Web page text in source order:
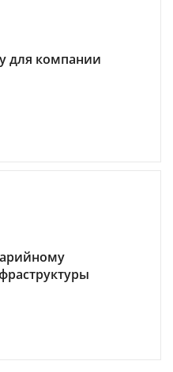
для компании